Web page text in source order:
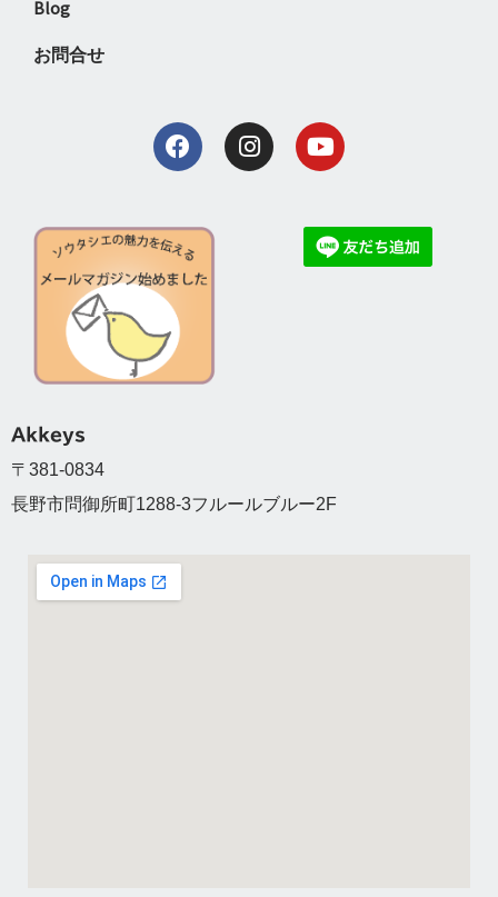
Blog
お問合せ
Akkeys
〒381-0834
長野市問御所町1288-3フルールブルー2F